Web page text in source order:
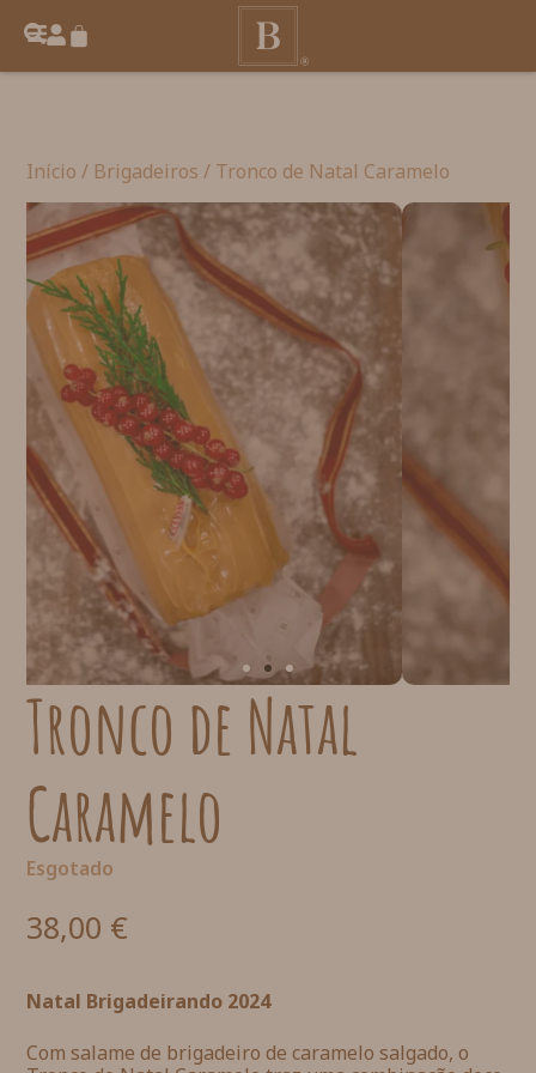
Início / Brigadeiros / Tronco de Natal Caramelo
Tronco de Natal
Caramelo
38,00 €
Natal Brigadeirando 2024
Com salame de brigadeiro de caramelo salgado, o
Esgotado